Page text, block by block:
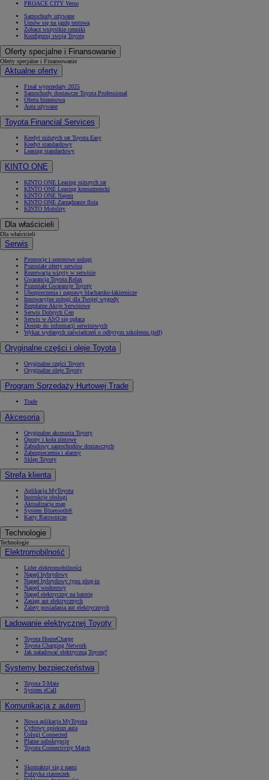
PROACE CITY Verso
Samochody używane
Umów się na jazdę testową
Zobacz wszystkie cenniki
Konfiguruj swoją Toyotę
Oferty specjalne i Finansowanie
Oferty specjalne i Finansowanie
Aktualne oferty
Finał wyprzedaży 2025
Samochody dostawcze Toyota Professional
Oferta biznesowa
Auta używane
Toyota Financial Services
Kredyt niższych rat Toyota Easy
Kredyt standardowy
Leasing standardowy
KINTO ONE
KINTO ONE Leasing niższych rat
KINTO ONE Leasing konsumencki
KINTO ONE Najem
KINTO ONE Zarządzanie flotą
KINTO Mobility
Dla właścicieli
Dla właścicieli
Serwis
Promocje i sezonowe usługi
Pozostałe oferty serwisu
Rezerwacja wizyty w serwisie
Gwarancja Toyota Relax
Pozostałe Gwarancje Toyoty
Ubezpieczenia i naprawy blacharsko-lakiernicze
Innowacyjne usługi dla Twojej wygody
Bezpłatne Akcje Serwisowe
Serwis Dobrych Cen
Serwis w ASO się opłaca
Dostęp do informacji serwisowych
Wykaz wydanych zaświadczeń o odbytym szkoleniu (pdf)
Oryginalne części i oleje Toyota
Oryginalne części Toyoty
Oryginalne oleje Toyoty
Program Sprzedaży Hurtowej Trade
Trade
Akcesoria
Oryginalne akcesoria Toyoty
Opony i koła zimowe
Zabudowy samochodów dostawczych
Zabezpieczenia i alarmy
Sklep Toyoty
Strefa klienta
Aplikacja MyToyota
Instrukcje obsługi
Aktualizacja map
System Bluetooth®
Karty Ratownicze
Technologie
Technologie
Elektromobilność
Lider elektromobilności
Napęd hybrydowy
Napęd hybrydowy typu plug-in
Napęd wodorowy
Napęd elektryczny na baterię
Zasięg aut elektrycznych
Zalety posiadania aut elektrycznych
Ładowanie elektrycznej Toyoty
Toyota HomeCharge
Toyota Charging Network
Jak naładować elektryczną Toyotę?
Systemy bezpieczeństwa
Toyota T-Mate
System eCall
Komunikacja z autem
Nowa aplikacja MyToyota
Cyfrowy opiekun auta
Usługi Connected
Płatne subskrypcje
Toyota Connectivity Match
Skontaktuj się z nami
Polityka ciasteczek